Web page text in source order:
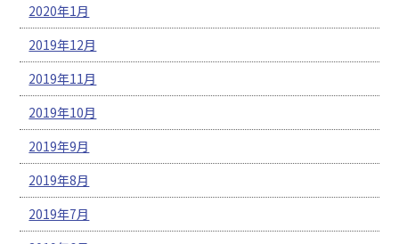
2020年1月
2019年12月
2019年11月
2019年10月
2019年9月
2019年8月
2019年7月